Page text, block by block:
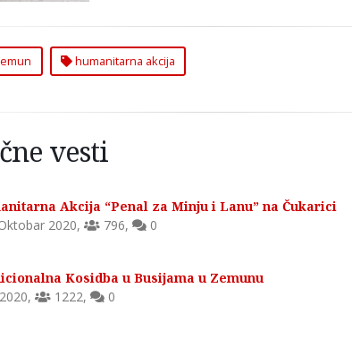
humanitarna akcija
vesti
Akcija “Penal za Minju i Lanu” na Čukarici
2020, 796, 0
Kosidba u Busijama u Zemunu
, 1222, 0